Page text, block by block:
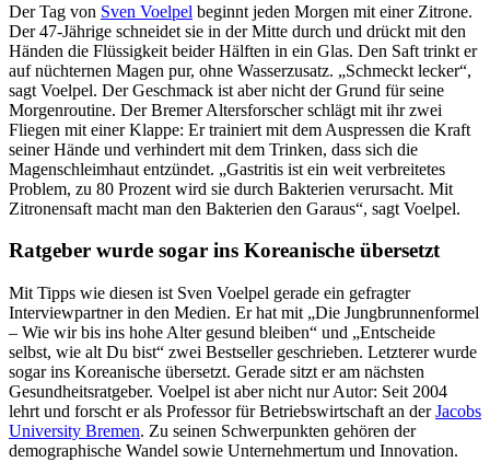
Der Tag von Sven Voelpel beginnt jeden Morgen mit einer Zitrone.
Der 47-Jährige schneidet sie in der Mitte durch und drückt mit den
Händen die Flüssigkeit beider Hälften in ein Glas. Den Saft trinkt er
auf nüchternen Magen pur, ohne Wasserzusatz. „Schmeckt lecker“,
sagt Voelpel. Der Geschmack ist aber nicht der Grund für seine
Morgenroutine. Der Bremer Altersforscher schlägt mit ihr zwei
Fliegen mit einer Klappe: Er trainiert mit dem Auspressen die Kraft
seiner Hände und verhindert mit dem Trinken, dass sich die
Magenschleimhaut entzündet. „Gastritis ist ein weit verbreitetes
Problem, zu 80 Prozent wird sie durch Bakterien verursacht. Mit
Zitronensaft macht man den Bakterien den Garaus“, sagt Voelpel.
Ratgeber wurde sogar ins Koreanische übersetzt
Mit Tipps wie diesen ist Sven Voelpel gerade ein gefragter
Interviewpartner in den Medien. Er hat mit „Die Jungbrunnenformel
– Wie wir bis ins hohe Alter gesund bleiben“ und „Entscheide
selbst, wie alt Du bist“ zwei Bestseller geschrieben. Letzterer wurde
sogar ins Koreanische übersetzt. Gerade sitzt er am nächsten
Gesundheitsratgeber. Voelpel ist aber nicht nur Autor: Seit 2004
lehrt und forscht er als Professor für Betriebswirtschaft an derJacobs
University Bremen. Zu seinen Schwerpunkten gehören der
demographische Wandel sowie Unternehmertum und Innovation.